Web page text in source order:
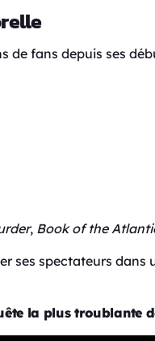
de fans depuis ses
, Book of the
ses spectateurs dans
la plus troublante